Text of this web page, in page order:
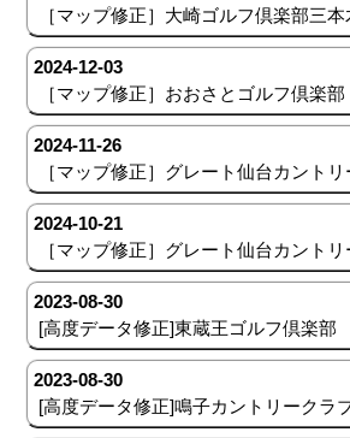
［マップ修正］大崎ゴルフ倶楽部三本
2024-12-03
［マップ修正］おおさとゴルフ倶楽部
2024-11-26
［マップ修正］グレート仙台カントリ
2024-10-21
［マップ修正］グレート仙台カントリ
2023-08-30
[高度データ修正]東蔵王ゴルフ倶楽部
2023-08-30
[高度データ修正]鳴子カントリークラ